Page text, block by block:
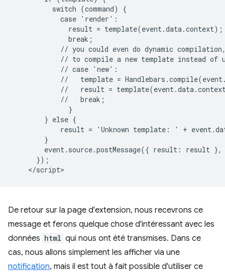
          switch (command) {
            case 'render':
              result = template(event.data.context);
              break;
// you could even do dynamic
// to compile a new template instead of
            // case 'new':
//   template =
//   result =
            //   break;
              }
        } else {
result = 'Unknown template: ' +
        }
event.source.postMessage({ result: result
      });
De retour sur la page d'extension, nous recevrons ce
message et ferons quelque chose d'intéressant avec les
données html qui nous ont été transmises. Dans ce
cas, nous allons simplement les afficher via une
notification, mais il est tout à fait possible d'utiliser ce